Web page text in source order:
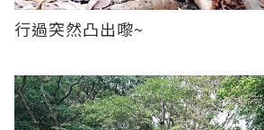
行過突然凸出嚟~